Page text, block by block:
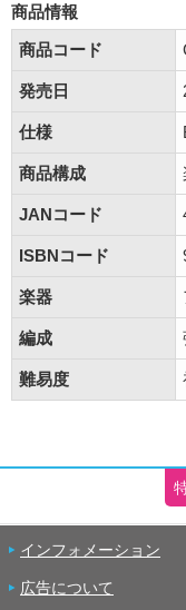
商品情報
商品コード
発売日
仕様
商品構成
JANコード
ISBNコード
楽器
編成
難易度
インフォメーション
広告について